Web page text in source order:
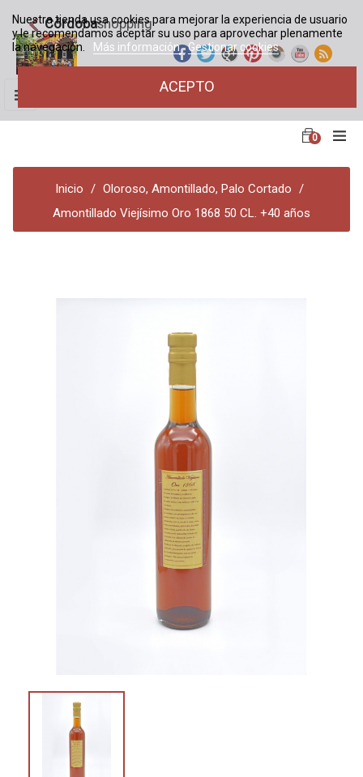
Córdobashopping
Nuestra tienda usa cookies para mejorar la experiencia de usuario
y le recomendamos aceptar su uso para aprovechar plenamente
la navegación.
Más información Gestionar cookies
ACEPTO
Navegación
de
palanca
☰
0
Inicio
Oloroso, Amontillado, Palo Cortado
Amontillado Viejísimo Oro 1868 50 CL. +40 años